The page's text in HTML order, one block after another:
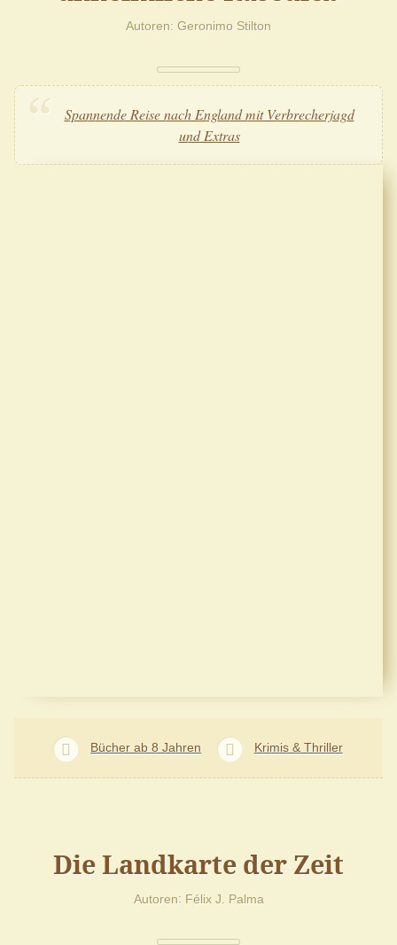
Autoren Geronimo Stilton
Spannende Reise nach England mit Verbrecherjagd
und Extras
Bücher ab 8 Jahren Krimis & Thriller
Die Landkarte der Zeit
Autoren Félix J. Palma